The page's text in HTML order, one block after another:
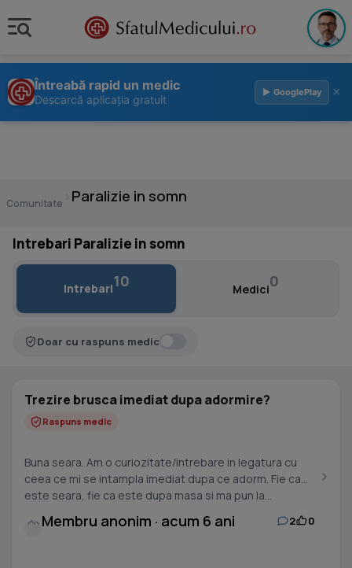
Întreabă rapid un medic
Descarcă aplicația gratuit
▶ GooglePlay ×
Comunitate Paralizie in somn
Intrebari Paralizie in somn
Intrebari10 Medici0
Doar cu raspuns medic
Trezire brusca imediat dupa adormire?
Raspuns medic
Buna seara. Am o curiozitate/intrebare in legatura cu
ceea ce mi se intampla imediat dupa ce adorm. Fie ca
este seara, fie ca este dupa masa si ma pun la...
Membru anonim · acum 6 ani 2 0